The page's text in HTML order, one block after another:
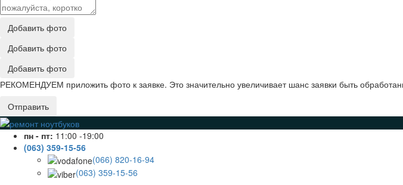
Добавить фото
Добавить фото
Добавить фото
РЕКОМЕНДУЕМ приложить фото к заявке. Это значительно увеличивает шанс заявки быть
Отправить
пн - пт: 11:00 -19:00
(063) 359-15-56
(066) 820-16-94
(063) 359-15-56